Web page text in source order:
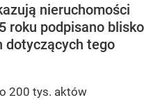
nieruchomości
roku podpisano blisko
dotyczących tego
200 tys. aktów